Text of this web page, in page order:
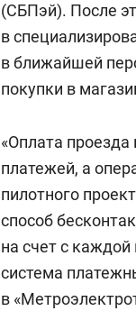
(СБПэй). После
в
в ближайшей
покупки в
«Оплата
платежей, а
пилотного
способ
на счет с
система
в